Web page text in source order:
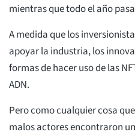
mientras que todo el año
A medida que los
apoyar la industria, los
formas de hacer uso de las
ADN.
Pero como cualquier cosa
malos actores encontraron